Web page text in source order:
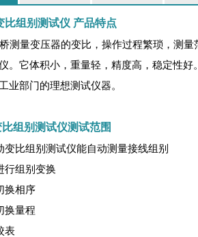
比组别测试仪 产品特点
测量变压器的变比，操作过程繁琐，测量
。它体积小，重量轻，精度高，稳定性
业部门的理想测试仪器。
组别测试仪测试范围
比组别测试仪能自动测量接线组别
组别变换
换相序
量程
表